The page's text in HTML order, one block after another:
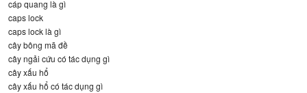
cáp quang là gì
caps lock
caps lock là gì
cây bông mã đề
cây ngải cứu có tác dụng gì
cây xấu hổ
cây xấu hổ có tác dụng gì